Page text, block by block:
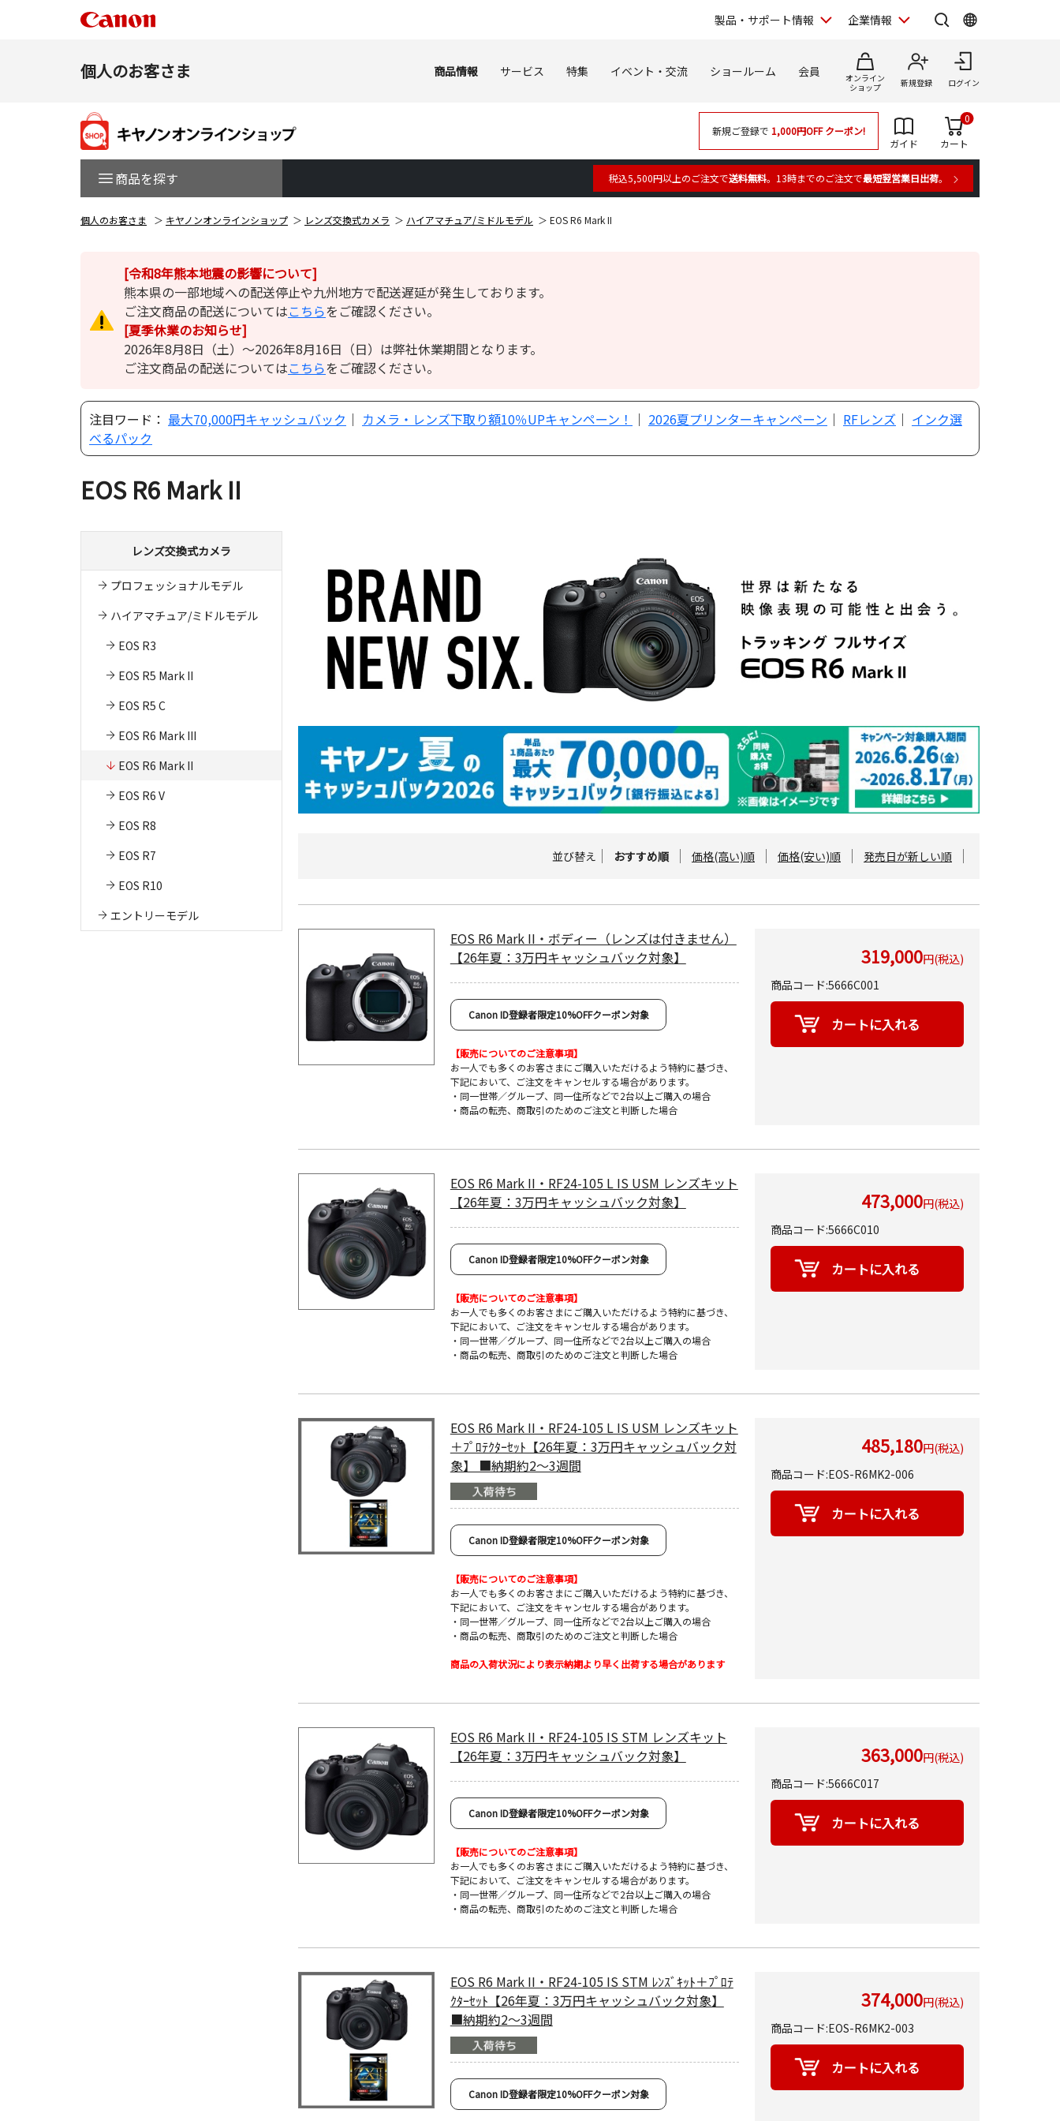
製品・サポート情報 企業情報
個人のお客さま 商品情報 サービス 特集 イベント・交流 ショールーム 会員
オンライン
ショップ
新規登録 ログイン
商品を探す
新規ご登録で 1,000円OFFクーポン!
ガイド
カート
0
税込5,500円以上のご注文で送料無料。13時までのご注文で最短翌営業日出荷。
個人のお客さま キヤノンオンラインショップ レンズ交換式カメラ ハイアマチュア/ミドルモデル EOS R6 Mark II
[令和8年熊本地震の影響について]
熊本県の一部地域への配送停止や九州地方で配送遅延が発生しております。
ご注文商品の配送についてはこちらをご確認ください。
[夏季休業のお知らせ]
2026年8月8日（土）～2026年8月16日（日）は弊社休業期間となります。
ご注文商品の配送についてはこちらをご確認ください。
注目ワード： 最大70,000円キャッシュバック ｜ カメラ・レンズ下取り額10％UPキャンペーン！ ｜ 2026夏プリンターキャンペーン ｜ RFレンズ ｜ インク選
べるパック
EOS R6 Mark II
レンズ交換式カメラ
プロフェッショナルモデル
ハイアマチュア/ミドルモデル
EOS R3
EOS R5 Mark II
EOS R5 C
EOS R6 Mark III
EOS R6 Mark II
EOS R6 V
EOS R8
EOS R7
EOS R10
エントリーモデル
並び替え おすすめ順 価格(高い)順 価格(安い)順 発売日が新しい順
EOS R6 Mark II・ボディー（レンズは付きません）
【26年夏：3万円キャッシュバック対象】
Canon ID登録者限定10%OFFクーポン対象
【販売についてのご注意事項】
お一人でも多くのお客さまにご購入いただけるよう特約に基づき、
下記において、ご注文をキャンセルする場合があります。
・同一世帯／グループ、同一住所などで2台以上ご購入の場合
・商品の転売、商取引のためのご注文と判断した場合
319,000円(税込)
商品コード:5666C001
EOS R6 Mark II・RF24-105 L IS USM レンズキット
【26年夏：3万円キャッシュバック対象】
Canon ID登録者限定10%OFFクーポン対象
【販売についてのご注意事項】
お一人でも多くのお客さまにご購入いただけるよう特約に基づき、
下記において、ご注文をキャンセルする場合があります。
・同一世帯／グループ、同一住所などで2台以上ご購入の場合
・商品の転売、商取引のためのご注文と判断した場合
473,000円(税込)
商品コード:5666C010
EOS R6 Mark II・RF24-105 L IS USM レンズキット
＋ﾌﾟﾛﾃｸﾀｰｾｯﾄ【26年夏：3万円キャッシュバック対
象】 ■納期約2～3週間
Canon ID登録者限定10%OFFクーポン対象
【販売についてのご注意事項】
お一人でも多くのお客さまにご購入いただけるよう特約に基づき、
下記において、ご注文をキャンセルする場合があります。
・同一世帯／グループ、同一住所などで2台以上ご購入の場合
・商品の転売、商取引のためのご注文と判断した場合
商品の入荷状況により表示納期より早く出荷する場合があります
485,180円(税込)
商品コード:EOS-R6MK2-006
EOS R6 Mark II・RF24-105 IS STM レンズキット
【26年夏：3万円キャッシュバック対象】
Canon ID登録者限定10%OFFクーポン対象
【販売についてのご注意事項】
お一人でも多くのお客さまにご購入いただけるよう特約に基づき、
下記において、ご注文をキャンセルする場合があります。
・同一世帯／グループ、同一住所などで2台以上ご購入の場合
・商品の転売、商取引のためのご注文と判断した場合
363,000円(税込)
商品コード:5666C017
EOS R6 Mark II・RF24-105 IS STM ﾚﾝｽﾞｷｯﾄ＋ﾌﾟﾛﾃ
ｸﾀｰｾｯﾄ【26年夏：3万円キャッシュバック対象】
■納期約2～3週間
Canon ID登録者限定10%OFFクーポン対象
374,000円(税込)
商品コード:EOS-R6MK2-003